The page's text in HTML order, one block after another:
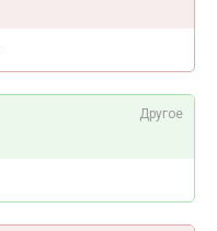
Другое